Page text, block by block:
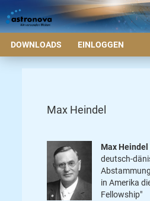
DOWNLOADS EINLOGGEN
Max Heindel
Max
deutsch-
in Amerika
Fellowship"